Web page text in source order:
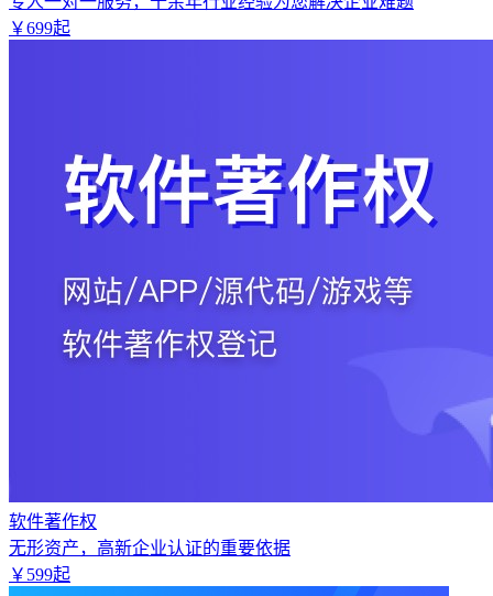
￥699起
软件著作权
无形资产，高新企业认证的重要依据
￥ 599起